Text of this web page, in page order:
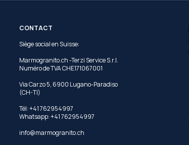
CONTACT
Siège social en Suisse:
Marmogranito.ch -Terzi Service S.r.l.
Numéro de TVA CHE171067001
Via Carzo 5, 6900 Lugano-Paradiso
(CH-TI)
Tél: +41 762954997
Whatsapp:+41 762954997
info@marmogranito.ch